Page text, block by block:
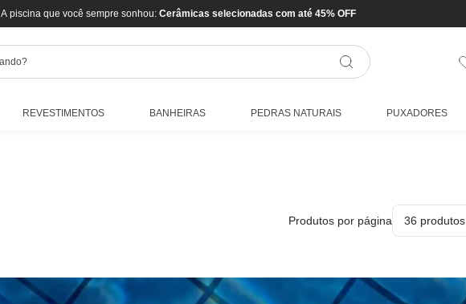
A piscina que você sempre sonhou: Cerâmicas selecionadas com até 45% OFF
REVESTIMENTOS BANHEIRAS PEDRAS NATURAIS PUXADORES
Produtos por página 36 produtos